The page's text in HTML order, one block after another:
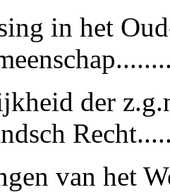
in het
der
van het